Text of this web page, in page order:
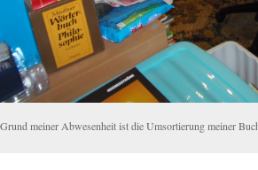
meiner Abwesenheit ist die Umsortierung meiner